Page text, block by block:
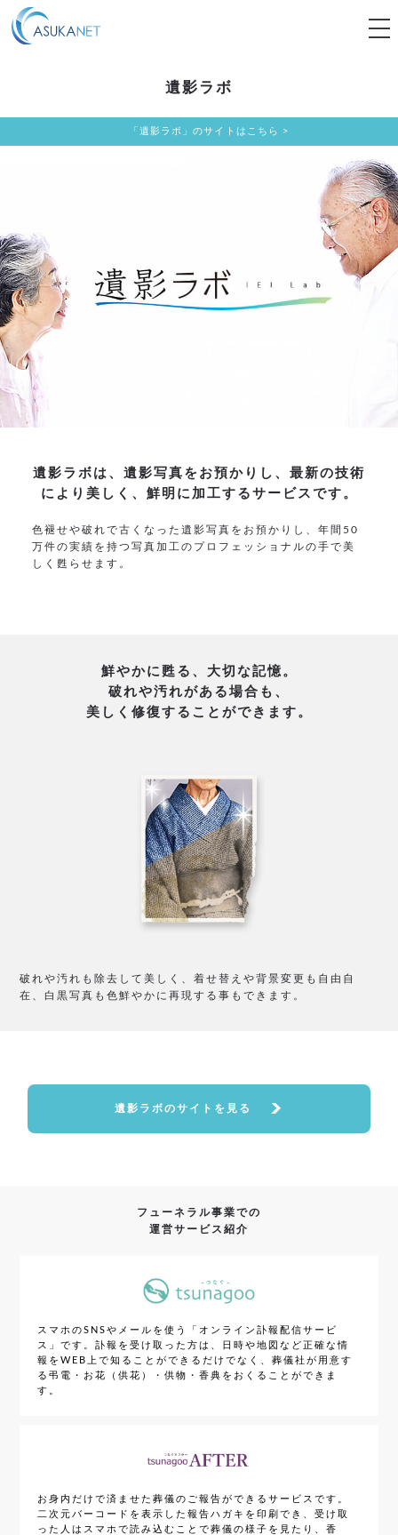
遺影ラボ
「遺影ラボ」のサイトはこちら >
遺影ラボは、遺影写真をお預かりし、 最新の技術
により美しく、鮮明に加工するサービスです。
色褪せや破れで古くなった遺影写真をお預かりし、年間 50
万件の実績を持つ写真加工のプロフェッショナルの手で美
しく甦らせます。
鮮やかに甦る、大切な記憶。
破れや汚れがある場合も、
美しく修復することができます。
破れや汚れも除去して美しく、着せ替えや背景変更も自由自
在、白黒写真も色鮮やかに再現する事もできます。
遺影ラボのサイトを見る
フューネラル事業での
運営サービス紹介
スマホのSNSやメールを使う「オンライン訃報配信サービ
ス」です。訃報を受け取った方は、日時や地図など正確な情
報をWEB上で知ることができるだけでなく、葬儀社が用意す
る弔電・お花（供花）・供物・香典をおくることができま
す。
お身内だけで済ませた葬儀のご報告ができるサービスです。
二次元バーコードを表示した報告ハガキを印刷でき、受け取
った人はスマホで読み込むことで葬儀の様子を見たり、香